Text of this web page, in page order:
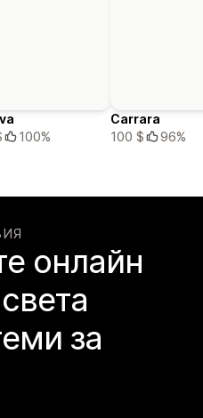
100%
Carrara
100 $
96%
онлайн
за